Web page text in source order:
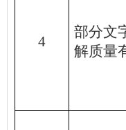
4
部分文
解质量